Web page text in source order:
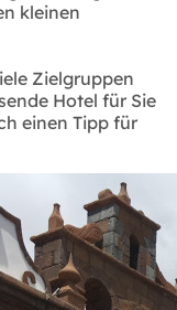
kleinen
Zielgruppen
Hotel für Sie
einen Tipp für